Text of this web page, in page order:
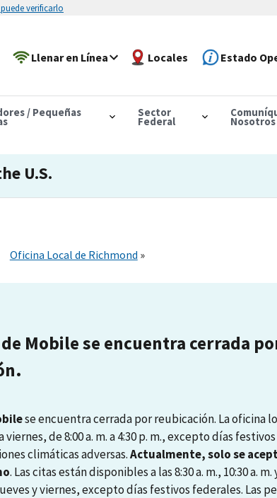
verificarlo
Llenar en Línea Locales Estado
/ Pequeñas Sector
Federal Nosotros
U.S.
Oficina Local de Richmond
Mobile se encuentra cerrada
se encuentra cerrada por reubicación. La oficina
viernes, de 8:00 a. m. a 4:30 p. m., excepto días
climáticas adversas.Actualmente, solo se
. Las citas están disponibles a las 8:30 a. m., 10:30 a. m.
y viernes, excepto días festivos federales. Las